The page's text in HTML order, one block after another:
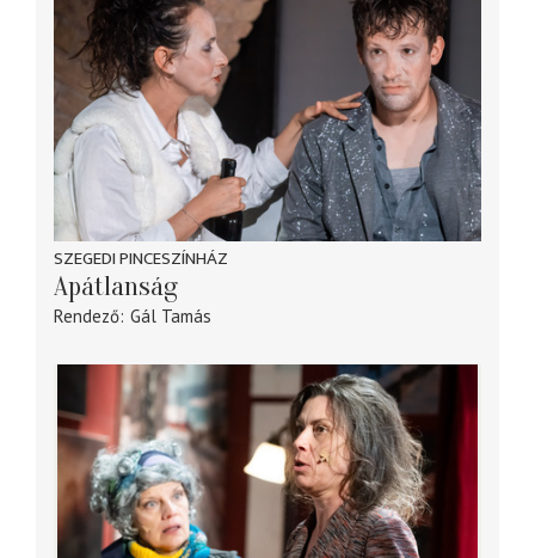
SZEGEDI PINCESZÍNHÁZ
Apátlanság
Rendező Gál Tamás